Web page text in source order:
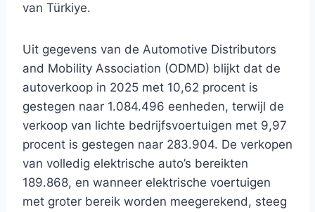
van Türkiye.
Uit gegevens van de Automotive Distributors
and Mobility Association (ODMD) blijkt dat de
autoverkoop in 2025 met 10,62 procent is
gestegen naar 1.084.496 eenheden, terwijl de
verkoop van lichte bedrijfsvoertuigen met 9,97
procent is gestegen naar 283.904. De verkopen
van volledig elektrische auto’s bereikten
189.868, en wanneer elektrische voertuigen
met groter bereik worden meegerekend, steeg